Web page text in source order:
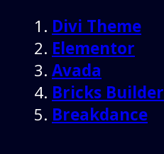
Divi Theme
Elementor
Avada
Bricks Builder
Breakdance